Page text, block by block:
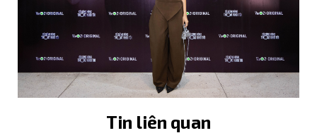
Tin liên quan
Những phần food
support đầy tình cảm từ
fansite gửi tới Steven
Nguyễn tại phim trường
"Người Mẹ Xấu"